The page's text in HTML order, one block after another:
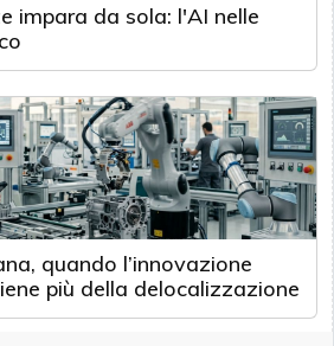
impara da sola: l'AI nelle
quando l’innovazione
più della delocalizzazione